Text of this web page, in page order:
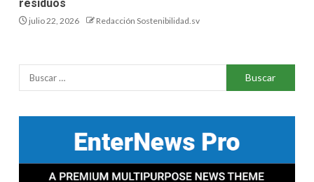
residuos
julio 22, 2026 Redacción Sostenibilidad.sv